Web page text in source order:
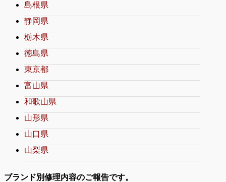
島根県
静岡県
栃木県
徳島県
東京都
富山県
和歌山県
山形県
山口県
山梨県
ブランド別修理内容のご報告です。